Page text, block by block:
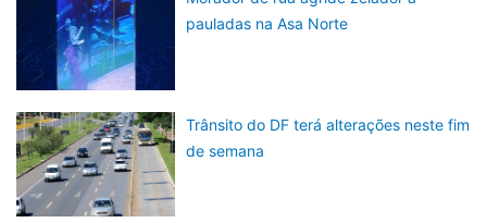
pauladas na Asa Norte
Trânsito do DF terá alterações neste fim
de semana